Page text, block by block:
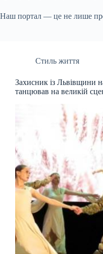
Наш портал — це не лише про
Стиль життя
Захисник із Львівщини
танцював на великій